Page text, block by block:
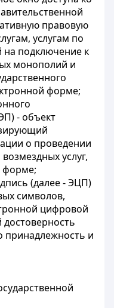
правовую
услугам по
на подключение к
монополий и
форме;
- объект
о проведении
услуг,
форме;
(далее - ЭЦП)
символов,
цифровой
принадлежность и